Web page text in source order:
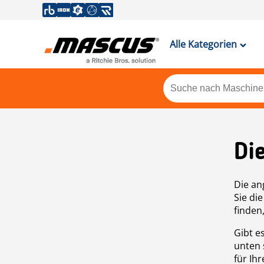
Alle Kategorien
Die
Sie
Gibt
unten
für